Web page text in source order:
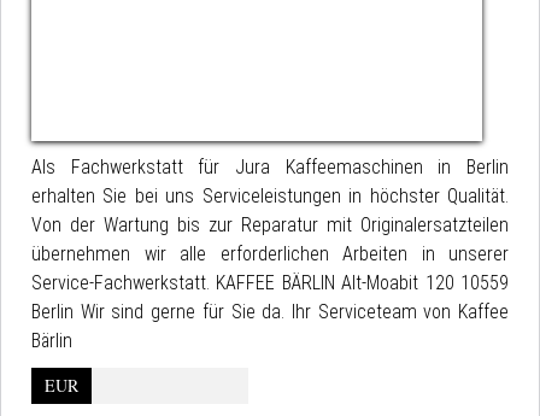
Als Fachwerkstatt für Jura Kaffeemaschinen in Berlin
erhalten Sie bei uns Serviceleistungen in höchster Qualität.
Von der Wartung bis zur Reparatur mit Originalersatzteilen
übernehmen wir alle erforderlichen Arbeiten in unserer
Service-Fachwerkstatt. KAFFEE BÄRLIN Alt-Moabit 120 10559
Berlin Wir sind gerne für Sie da. Ihr Serviceteam von Kaffee
Bärlin
EUR